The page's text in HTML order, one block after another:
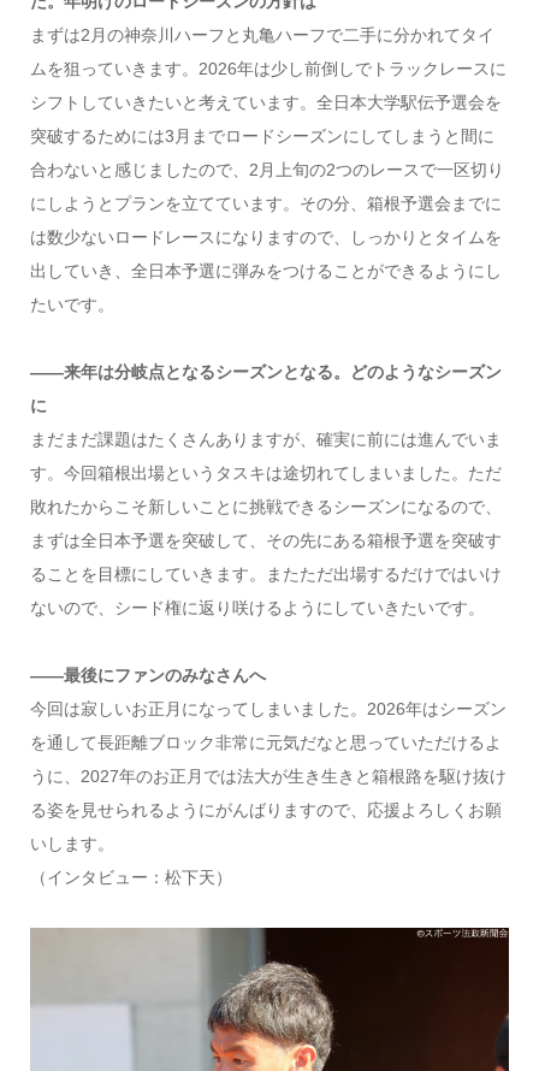
まずは2月の神奈川ハーフと丸亀ハーフで二手に分かれてタイ
ムを狙っていきます。2026年は少し前倒しでトラックレースに
シフトしていきたいと考えています。全日本大学駅伝予選会を
突破するためには3月までロードシーズンにしてしまうと間に
合わないと感じましたので、2月上旬の2つのレースで一区切り
にしようとプランを立てています。その分、箱根予選会までに
は数少ないロードレースになりますので、しっかりとタイムを
出していき、全日本予選に弾みをつけることができるようにし
たいです。
――来年は分岐点となるシーズンとなる。どのようなシーズン
に
まだまだ課題はたくさんありますが、確実に前には進んでいま
す。今回箱根出場というタスキは途切れてしまいました。ただ
敗れたからこそ新しいことに挑戦できるシーズンになるので、
まずは全日本予選を突破して、その先にある箱根予選を突破す
ることを目標にしていきます。またただ出場するだけではいけ
ないので、シード権に返り咲けるようにしていきたいです。
――最後にファンのみなさんへ
今回は寂しいお正月になってしまいました。2026年はシーズン
を通して長距離ブロック非常に元気だなと思っていただけるよ
うに、2027年のお正月では法大が生き生きと箱根路を駆け抜け
る姿を見せられるようにがんばりますので、応援よろしくお願
いします。
（インタビュー：松下天）